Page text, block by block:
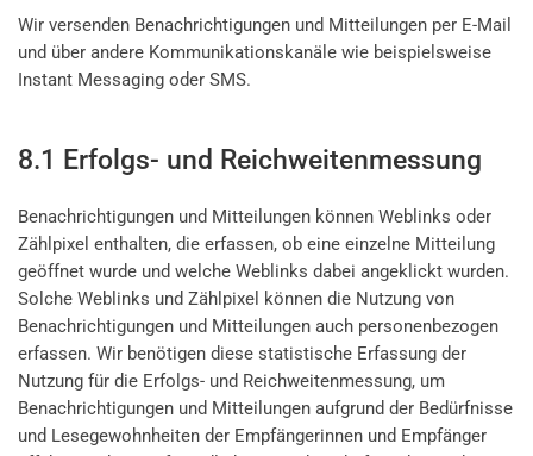
Wir versenden Benachrichtigungen und Mitteilungen per E-Mail
und über andere Kommunikationskanäle wie beispielsweise
Instant Messaging oder SMS.
8.1 Erfolgs- und Reichweitenmessung
Benachrichtigungen und Mitteilungen können Weblinks oder
Zählpixel enthalten, die erfassen, ob eine einzelne Mitteilung
geöffnet wurde und welche Weblinks dabei angeklickt wurden.
Solche Weblinks und Zählpixel können die Nutzung von
Benachrichtigungen und Mitteilungen auch personenbezogen
erfassen. Wir benötigen diese statistische Erfassung der
Nutzung für die Erfolgs- und Reichweitenmessung, um
Benachrichtigungen und Mitteilungen aufgrund der Bedürfnisse
und Lesegewohnheiten der Empfängerinnen und Empfänger